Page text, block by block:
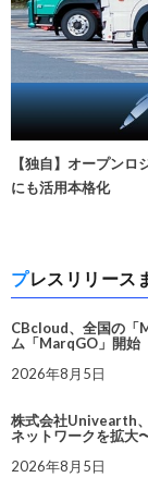
【独自】オープン
にも活用本格化
プレスリリー
CBcloud、全国の「
ム「MarqGO」開始
2026年8月5日
株式会社Univearth
ネットワークを拡大
2026年8月5日